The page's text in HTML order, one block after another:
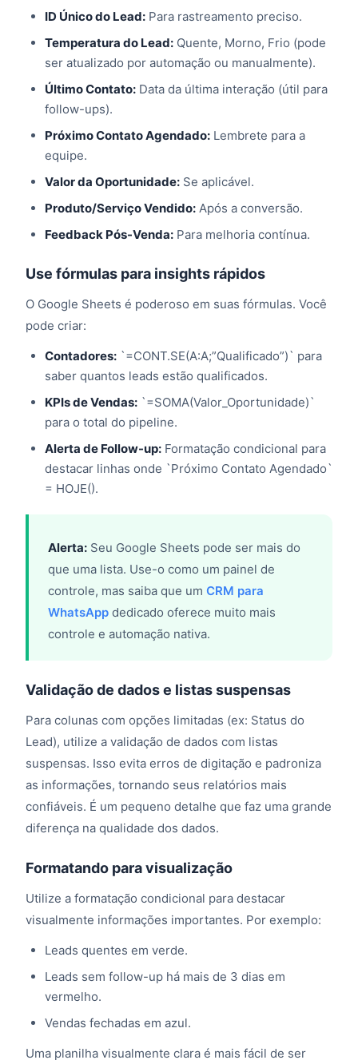
ID Único do Lead: Para rastreamento preciso.
Temperatura do Lead: Quente, Morno, Frio (pode
ser atualizado por automação ou manualmente).
Último Contato: Data da última interação (útil para
follow-ups).
Próximo Contato Agendado: Lembrete para a
equipe.
Valor da Oportunidade: Se aplicável.
Produto/Serviço Vendido: Após a conversão.
Feedback Pós-Venda: Para melhoria contínua.
Use fórmulas para insights rápidos
O Google Sheets é poderoso em suas fórmulas. Você
pode criar:
Contadores: `=CONT.SE(A:A;”Qualificado”)` para
saber quantos leads estão qualificados.
KPIs de Vendas: `=SOMA(Valor_Oportunidade)`
para o total do pipeline.
Alerta de Follow-up: Formatação condicional para
destacar linhas onde `Próximo Contato Agendado`
= HOJE().
Alerta: Seu Google Sheets pode ser mais do
que uma lista. Use-o como um painel de
controle, mas saiba que um CRM para
WhatsApp dedicado oferece muito mais
controle e automação nativa.
Validação de dados e listas suspensas
Para colunas com opções limitadas (ex: Status do
Lead), utilize a validação de dados com listas
suspensas. Isso evita erros de digitação e padroniza
as informações, tornando seus relatórios mais
confiáveis. É um pequeno detalhe que faz uma grande
diferença na qualidade dos dados.
Formatando para visualização
Utilize a formatação condicional para destacar
visualmente informações importantes. Por exemplo:
Leads quentes em verde.
Leads sem follow-up há mais de 3 dias em
vermelho.
Vendas fechadas em azul.
Uma planilha visualmente clara é mais fácil de ser